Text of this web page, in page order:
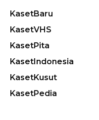
KasetBaru
KasetVHS
KasetPita
KasetIndonesia
KasetKusut
KasetPedia